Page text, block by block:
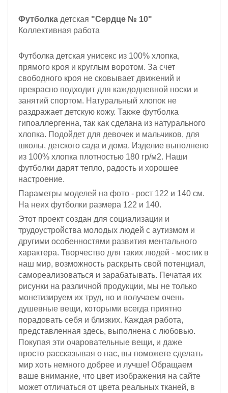
Футболка детская "Сердце № 10"
Коллективная работа
Футболка детская унисекс из 100% хлопка,
прямого кроя и круглым воротом. За счет
свободного кроя не сковывает движений и
прекрасно подходит для каждодневной носки и
занятий спортом. Натуральный хлопок не
раздражает детскую кожу. Также футболка
гипоаллергенна, так как сделана из натурального
хлопка. Подойдет для девочек и мальчиков, для
школы, детского сада и дома. Изделие выполнено
из 100% хлопка плотностью 180 гр/м2. Наши
футболки дарят тепло, радость и хорошее
настроение.
Параметры моделей на фото - рост 122 и 140 см.
На неих футболки размера 122 и 140.
Этот проект создан для социализации и
трудоустройства молодых людей с аутизмом и
другими особенностями развития ментального
характера. Творчество для таких людей - мостик в
наш мир, возможность раскрыть свой потенциал,
самореализоваться и зарабатывать. Печатая их
рисунки на различной продукции, мы не только
монетизируем их труд, но и получаем очень
душевные вещи, которыми всегда приятно
порадовать себя и близких. Каждая работа,
представленная здесь, выполнена с любовью.
Покупая эти очаровательные вещи, и даже
просто рассказывая о нас, вы поможете сделать
мир хоть немного добрее и лучше! Обращаем
ваше внимание, что цвет изображения на сайте
может отличаться от цвета реальных тканей, в